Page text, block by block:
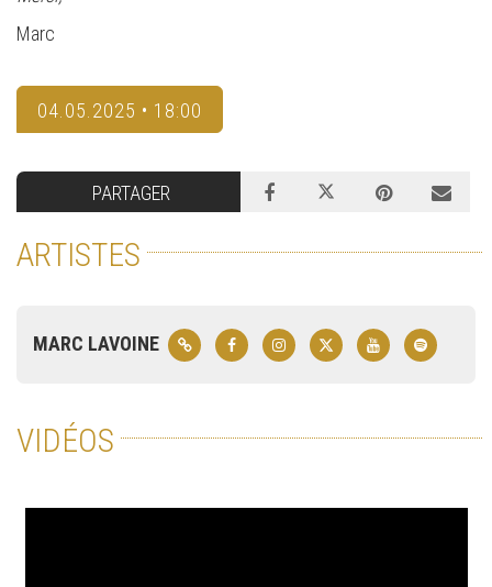
Marc
04.05.2025 • 18:00
PARTAGER
ARTISTES
MARC LAVOINE
VIDÉOS